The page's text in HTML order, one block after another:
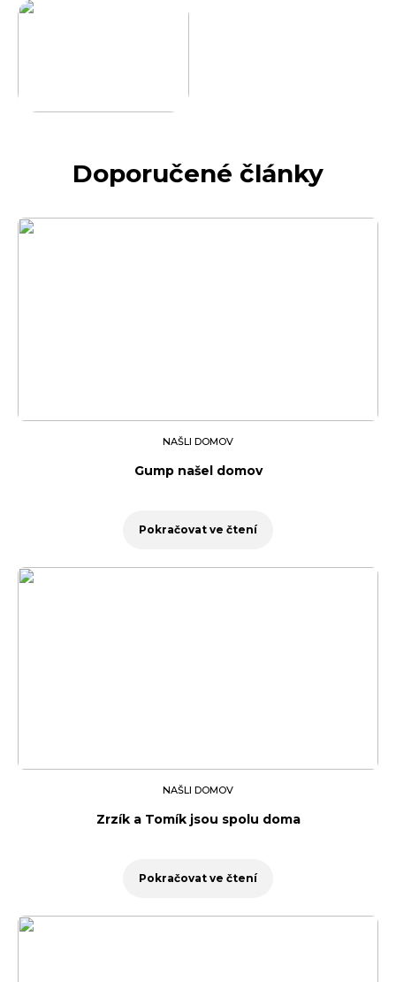
Doporučené články
NAŠLI DOMOV
Gump našel domov
Pokračovat ve čtení
NAŠLI DOMOV
Zrzík a Tomík jsou spolu doma
Pokračovat ve čtení